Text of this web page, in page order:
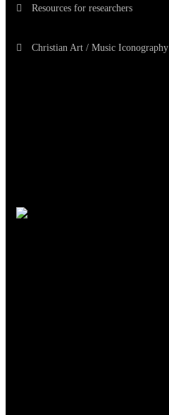
Resources for researchers
Christian Art / Music Iconography